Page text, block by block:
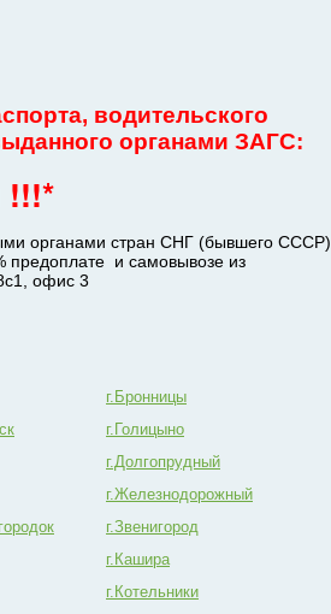
водительского
органами ЗАГС:
!!!*
органами стран СНГ (бывшего СССР)
предоплате и самовывозе из
офис 3
г.Бронницы
г.Голицыно
г.Долгопрудный
г.Железнодорожный
г.Звенигород
г.Кашира
г.Котельники